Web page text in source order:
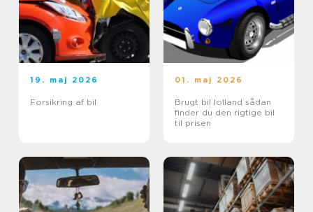
19. maj 2026
Forsikring af bil
01. maj 2026
Brugt bil lolland sådan
finder du den rigtige bil
til prisen